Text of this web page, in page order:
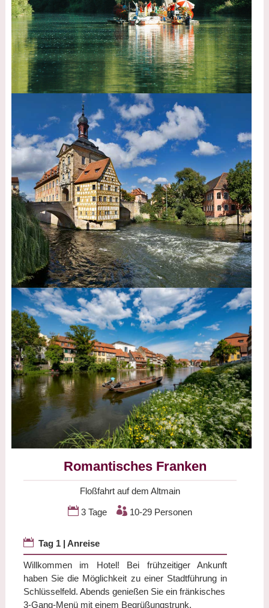
Romantisches Franken
Floßfahrt auf dem Altmain
 3 Tage 10-29 Personen
 Tag 1 | Anreise
Willkommen im Hotel! Bei frühzeitiger Ankunft
haben Sie die Möglichkeit zu einer Stadtführung in
Schlüsselfeld. Abends genießen Sie ein fränkisches
3-Gang-Menü mit einem Begrüßungstrunk.